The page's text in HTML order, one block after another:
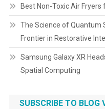
Best Non-Toxic Air Fryers
The Science of Quantum
Frontier in Restorative
Samsung Galaxy XR
Spatial Computing
SUBSCRIBE TO BLOG